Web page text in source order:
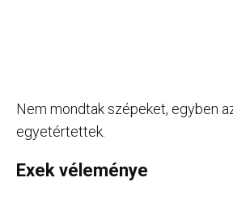
Nem mondtak szépeket, egyben
egyetértettek.
Exek véleménye